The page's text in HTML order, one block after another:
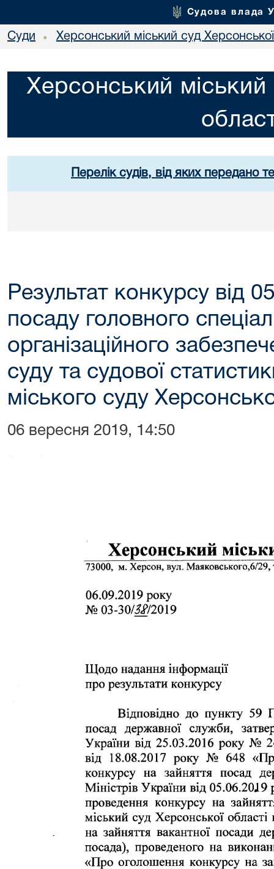
Судова влада
Суди • Херсонський міський суд Херсонської
Херсонський міський
Перелік судів, від яких передано
Результат конкурсу від
посаду головного
організаційного
суду та судової
міського суду
06 вересня 2019, 14:50